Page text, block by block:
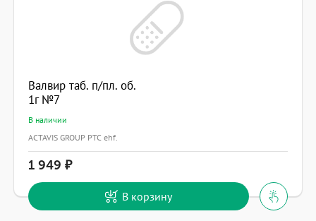
Валвир таб. п/пл. об.
1г №7
В наличии
ACTAVIS GROUP PTC ehf.
1 949
В корзину